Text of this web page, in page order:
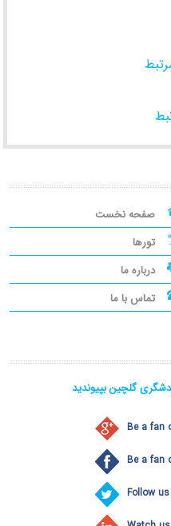
صفحه نخست
تورها
درباره ما
تماس با ما
گلچین بپیوندید
Be a fan
Be a fan
Follow